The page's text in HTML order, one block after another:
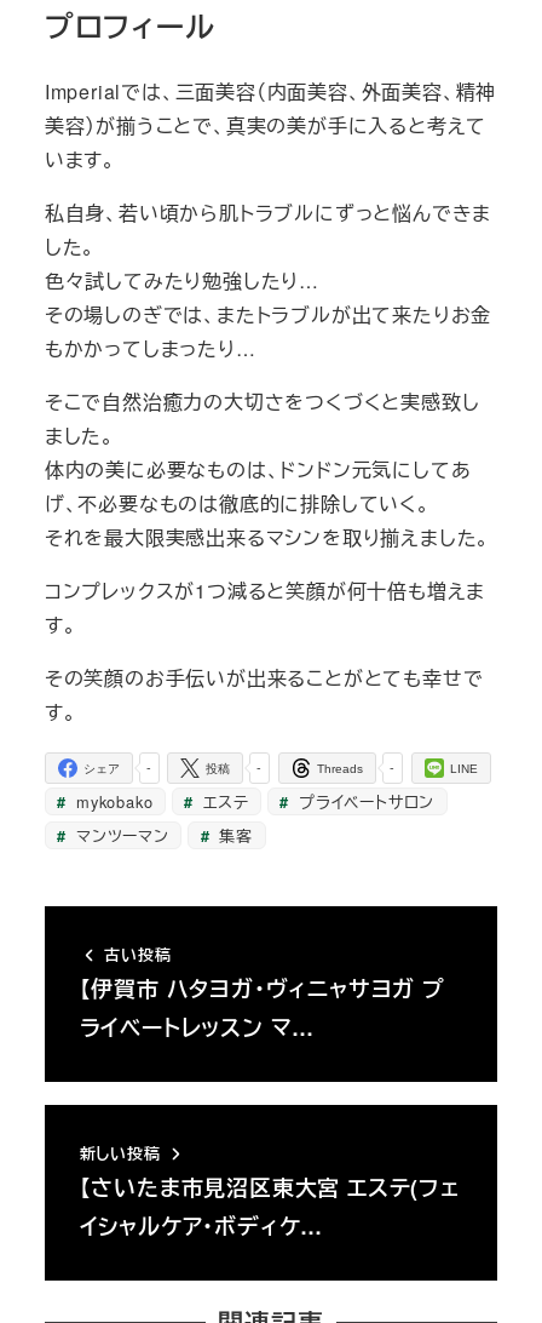
プロフィール
Imperialでは、三面美容（内面美容、外面美容、精神
美容）が揃うことで、真実の美が手に入ると考えて
います。
私自身、若い頃から肌トラブルにずっと悩んできま
した。
色々試してみたり勉強したり…
その場しのぎでは、またトラブルが出て来たりお金
もかかってしまったり…
そこで自然治癒力の大切さをつくづくと実感致し
ました。
体内の美に必要なものは、ドンドン元気にしてあ
げ、不必要なものは徹底的に排除していく。
それを最大限実感出来るマシンを取り揃えました。
コンプレックスが1つ減ると笑顔が何十倍も増えま
す。
その笑顔のお手伝いが出来ることがとても幸せで
す。
-
シェア -
投稿 -
Threads LINE
mykobako エステ
プライベートサロン
マンツーマン
集客
古い投稿
【伊賀市 ハタヨガ・ヴィニャサヨガ プ
ライベートレッスン マ…
新しい投稿
【さいたま市見沼区東大宮 エステ(フェ
イシャルケア・ボディケ…